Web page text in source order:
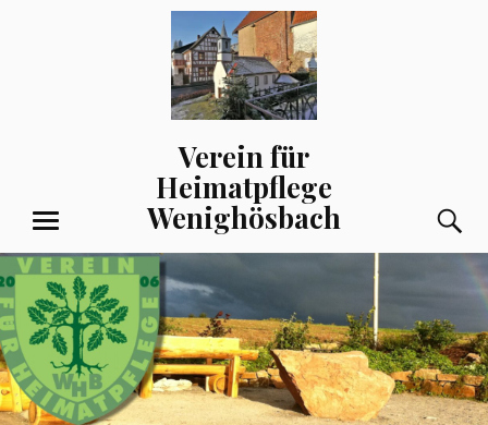
Verein für
Heimatpflege
Wenighösbach
MENÜ